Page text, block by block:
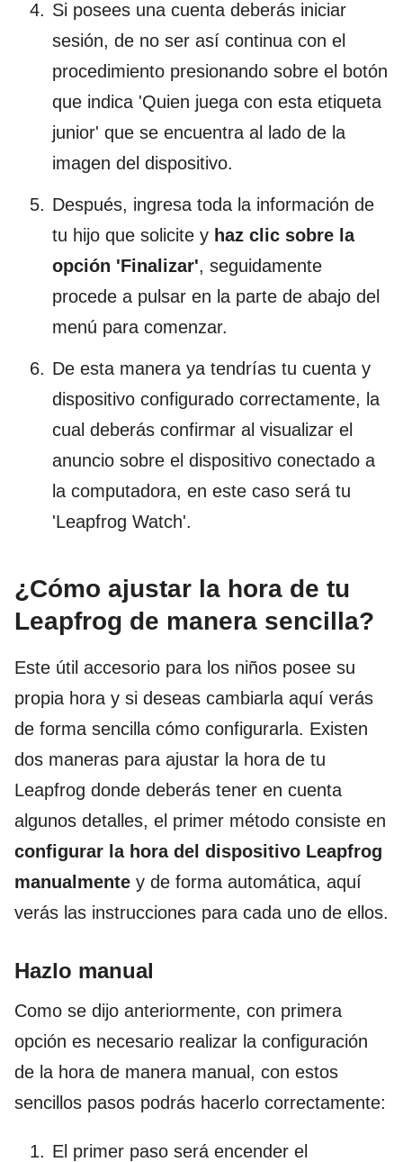
Si posees una cuenta deberás iniciar
sesión, de no ser así continua con el
procedimiento presionando sobre el botón
que indica 'Quien juega con esta etiqueta
junior' que se encuentra al lado de la
imagen del dispositivo.
Después, ingresa toda la información de
tu hijo que solicite y haz clic sobre la
opción 'Finalizar', seguidamente
procede a pulsar en la parte de abajo del
menú para comenzar.
De esta manera ya tendrías tu cuenta y
dispositivo configurado correctamente, la
cual deberás confirmar al visualizar el
anuncio sobre el dispositivo conectado a
la computadora, en este caso será tu
'Leapfrog Watch'.
¿Cómo ajustar la hora de tu
Leapfrog de manera sencilla?
Este útil accesorio para los niños posee su
propia hora y si deseas cambiarla aquí verás
de forma sencilla cómo configurarla. Existen
dos maneras para ajustar la hora de tu
Leapfrog donde deberás tener en cuenta
algunos detalles, el primer método consiste en
configurar la hora del dispositivo Leapfrog
manualmente y de forma automática, aquí
verás las instrucciones para cada uno de ellos.
Hazlo manual
Como se dijo anteriormente, con primera
opción es necesario realizar la configuración
de la hora de manera manual, con estos
sencillos pasos podrás hacerlo correctamente:
El primer paso será encender el